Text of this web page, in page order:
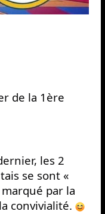
de la 1ère
les 2
se sont «
par la
convivialité.